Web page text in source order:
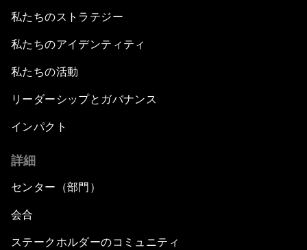
私たちのストラテジー
私たちのアイデンティティ
私たちの活動
リーダーシップとガバナンス
インパクト
詳細
センター（部門）
会合
ステークホルダーのコミュニティ